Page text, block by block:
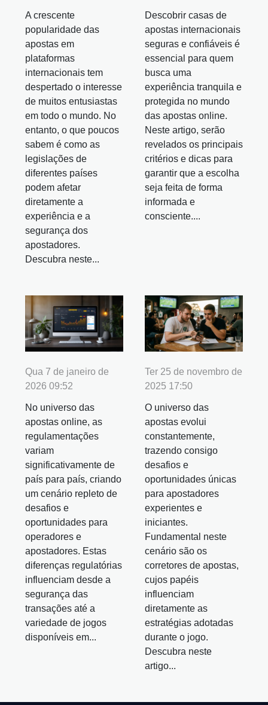
A crescente
popularidade das
apostas em
plataformas
internacionais tem
despertado o interesse
de muitos entusiastas
em todo o mundo. No
entanto, o que poucos
sabem é como as
legislações de
diferentes países
podem afetar
diretamente a
experiência e a
segurança dos
apostadores.
Descubra neste...
Descobrir casas de
apostas internacionais
seguras e confiáveis é
essencial para quem
busca uma
experiência tranquila e
protegida no mundo
das apostas online.
Neste artigo, serão
revelados os principais
critérios e dicas para
garantir que a escolha
seja feita de forma
informada e
consciente....
Qua 7 de janeiro de
2026 09:52
No universo das
apostas online, as
regulamentações
variam
significativamente de
país para país, criando
um cenário repleto de
desafios e
oportunidades para
operadores e
apostadores. Estas
diferenças regulatórias
influenciam desde a
segurança das
transações até a
variedade de jogos
disponíveis em...
Ter 25 de novembro de
2025 17:50
O universo das
apostas evolui
constantemente,
trazendo consigo
desafios e
oportunidades únicas
para apostadores
experientes e
iniciantes.
Fundamental neste
cenário são os
corretores de apostas,
cujos papéis
influenciam
diretamente as
estratégias adotadas
durante o jogo.
Descubra neste
artigo...